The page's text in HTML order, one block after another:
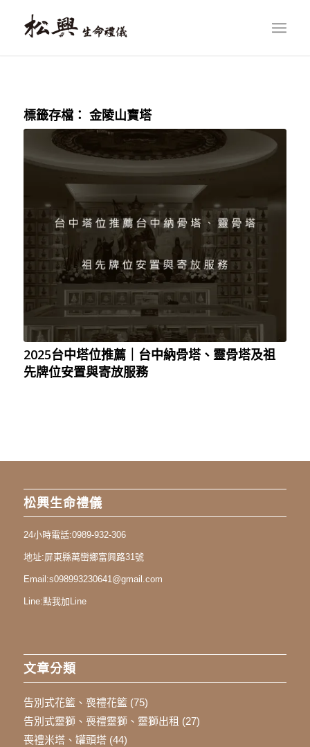
標籤存檔： 金陵山寶塔
2025台中塔位推薦｜台中納骨塔、靈骨塔及祖
先牌位安置與寄放服務
松興生命禮儀
24小時電話:0989-932-306
地址:屏東縣萬巒鄉富興路31號
Email:s098993230641@gmail.com
Line:點我加Line
文章分類
告別式花籃、喪禮花籃(75)
告別式靈獅、喪禮靈獅、靈獅出租 (27)
喪禮米塔、罐頭塔(44)